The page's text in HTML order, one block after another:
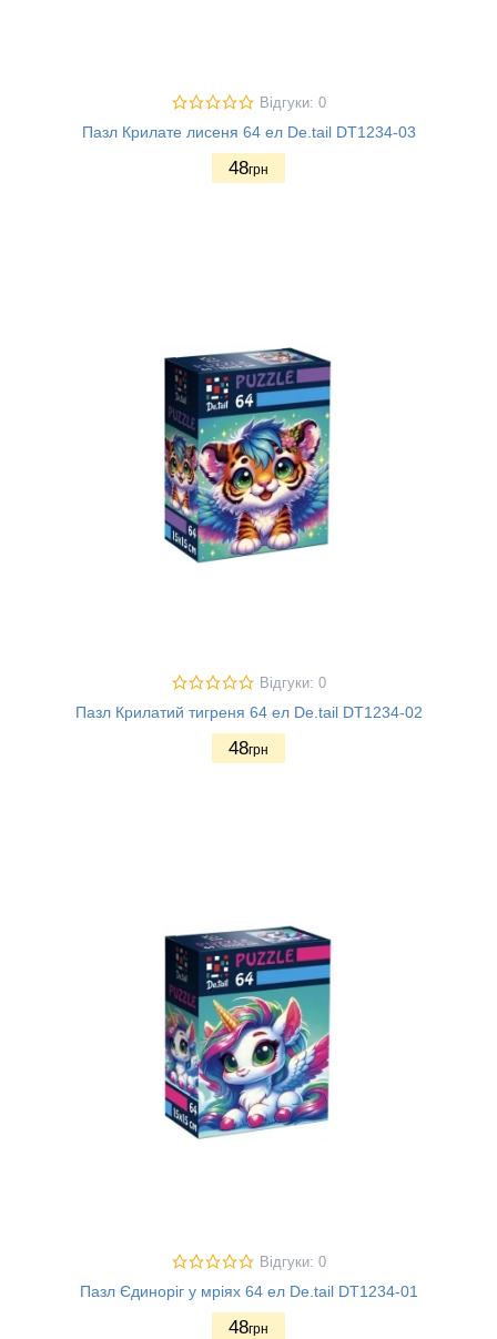
Відгуки: 0
Пазл Крилате лисеня 64 ел De.tail DT1234-03
48грн
Відгуки: 0
Пазл Крилатий тигреня 64 ел De.tail DT1234-02
48грн
Відгуки: 0
Пазл Єдиноріг у мріях 64 ел De.tail DT1234-01
48грн